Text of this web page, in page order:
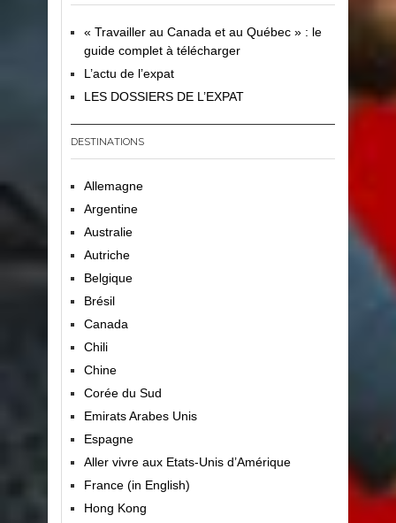
« Travailler au Canada et au Québec » : le
guide complet à télécharger
L’actu de l’expat
LES DOSSIERS DE L’EXPAT
DESTINATIONS
Allemagne
Argentine
Australie
Autriche
Belgique
Brésil
Canada
Chili
Chine
Corée du Sud
Emirats Arabes Unis
Espagne
Aller vivre aux Etats-Unis d’Amérique
France (in English)
Hong Kong